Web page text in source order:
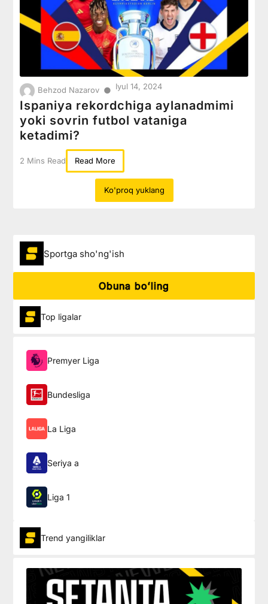
Behzod Nazarov ● Iyul 14, 2024
Ispaniya rekordchiga aylanadmimi
yoki sovrin futbol vataniga
ketadimi?
2 Mins Read Read More
Ko'proq yuklang
Sportga sho'ng'ish
Obuna boʻling
Top ligalar
Premyer Liga
Bundesliga
La Liga
Seriya a
Liga 1
Trend yangiliklar